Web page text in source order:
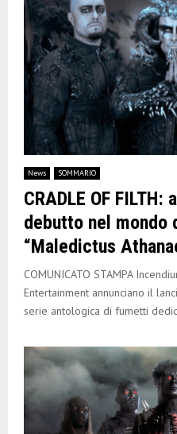
M
N
U
News SOMMARIO
CRADLE OF
debutto nel
“Maledictus
COMUNICATO STAMPA
Entertainment annunciano il
serie antologica di fumetti